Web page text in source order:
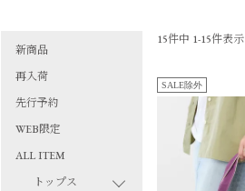
新商品
再入荷
先行予約
WEB限定
ALL ITEM
トップス
15件中 1-15件表示
SALE除外